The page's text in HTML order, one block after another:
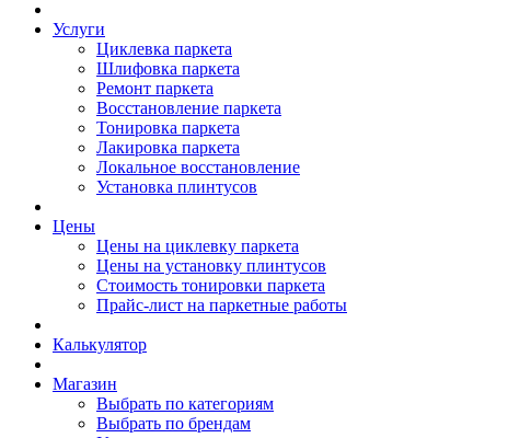
Услуги
Циклевка паркета
Шлифовка паркета
Ремонт паркета
Восстановление паркета
Тонировка паркета
Лакировка паркета
Локальное восстановление
Установка плинтусов
Цены
Цены на циклевку паркета
Цены на установку плинтусов
Стоимость тонировки паркета
Прайс-лист на паркетные работы
Калькулятор
Магазин
Выбрать по категориям
Выбрать по брендам